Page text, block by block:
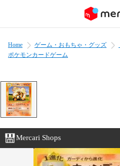
Home ゲーム・おもちゃ・グッズ
ポケモンカードゲーム
Mercari Shops